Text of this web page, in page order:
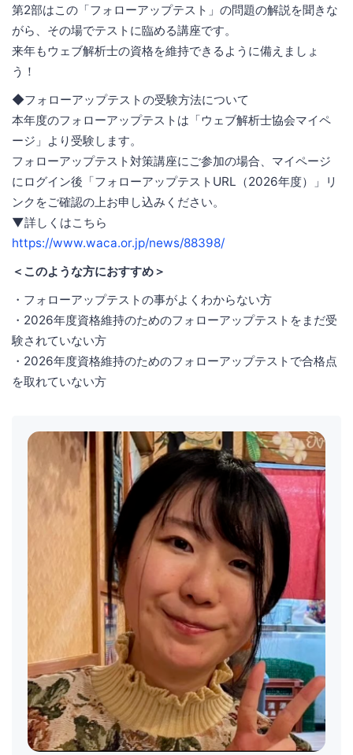
第2部はこの「フォローアップテスト」の問題の解説を聞きな
がら、その場でテストに臨める講座です。
来年もウェブ解析士の資格を維持できるように備えましょ
う！
◆フォローアップテストの受験方法について
本年度のフォローアップテストは「ウェブ解析士協会マイペ
ージ」より受験します。
フォローアップテスト対策講座にご参加の場合、マイページ
にログイン後「フォローアップテストURL（2026年度）」リ
ンクをご確認の上お申し込みください。
▼詳しくはこちら
https://www.waca.or.jp/news/88398/
＜このような方におすすめ＞
・フォローアップテストの事がよくわからない方
・2026年度資格維持のためのフォローアップテストをまだ受
験されていない方
・2026年度資格維持のためのフォローアップテストで合格点
を取れていない方